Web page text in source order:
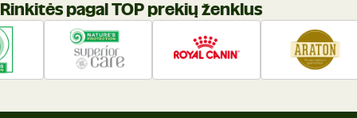
Rinkitės pagal TOP prekių ženklus